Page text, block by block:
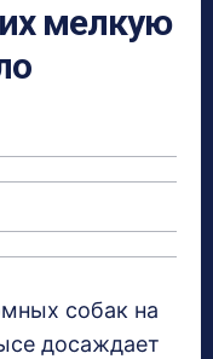
мелкую
собак на
досаждает